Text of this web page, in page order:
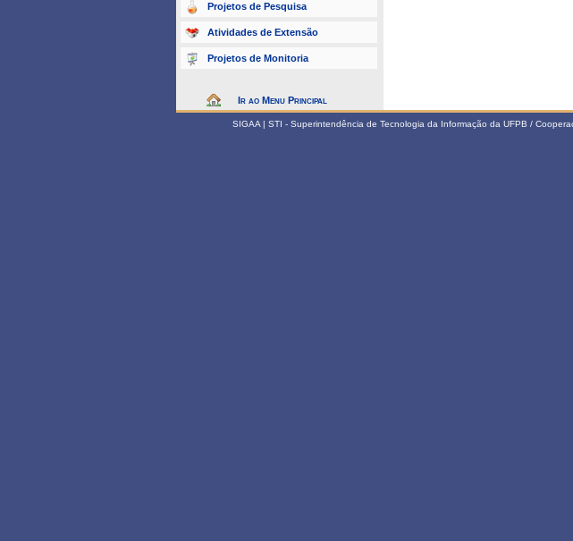
Projetos de Pesquisa
Atividades de Extensão
Projetos de Monitoria
Ir ao Menu Principal
SIGAA | STI - Superintendência de Tecnologia da Informação da UFPB /